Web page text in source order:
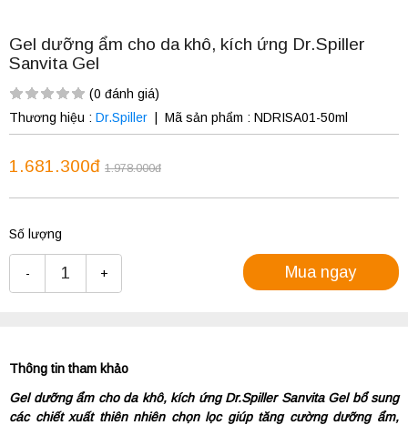
Gel dưỡng ẩm cho da khô, kích ứng Dr.Spiller
Sanvita Gel
(0 đánh giá)
Thương hiệu : Dr.Spiller Mã sản phẩm : NDRISA01-50ml
1.681.300đ 1.978.000đ
Số lượng
- + Mua ngay
Thông tin tham khảo
Gel dưỡng ẩm cho da khô, kích ứng Dr.Spiller Sanvita Gel bổ sung
các chiết xuất thiên nhiên chọn lọc giúp tăng cường dưỡng ẩm,